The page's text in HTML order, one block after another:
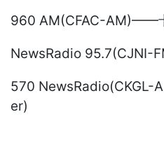
960 AM(CFAC-AM)——
NewsRadio 95.7(CJNI-
570
er)